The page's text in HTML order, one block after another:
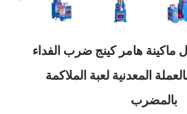
ماكينة هامر كينج ضرب الفداء
المعدنية لعبة الملاكمة
بالمضرب